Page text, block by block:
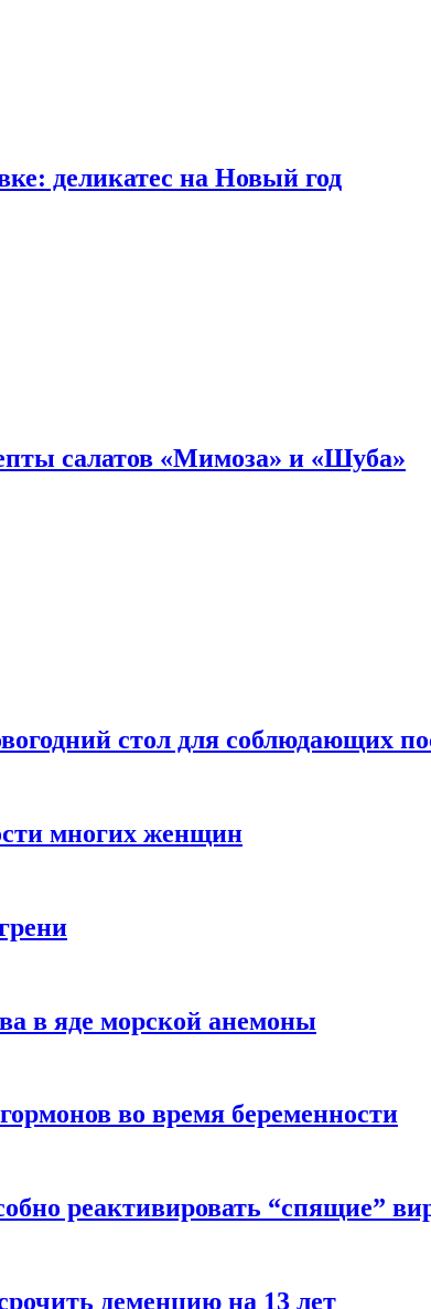
деликатес на Новый год
салатов «Мимоза» и «Шуба»
стол для соблюдающих
многих женщин
в яде морской анемоны
во время беременности
реактивировать “спящие”
деменцию на 13 лет